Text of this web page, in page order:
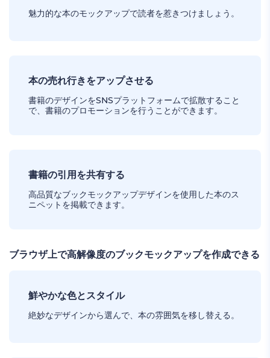
魅力的な本のモックアップで読者を惹きつけましょう。
本の売れ行きをアップさせる
書籍のデザインをSNSプラットフォームで拡散すること
で、書籍のプロモーションを行うことができます。
書籍の引用を共有する
高品質なブックモックアップデザインを使用した本のス
ニペットを掲載できます。
ブラウザ上で高解像度のブックモックアップを作成できる
鮮やかな色とスタイル
絶妙なデザインから選んで、本の雰囲気を移し替える。